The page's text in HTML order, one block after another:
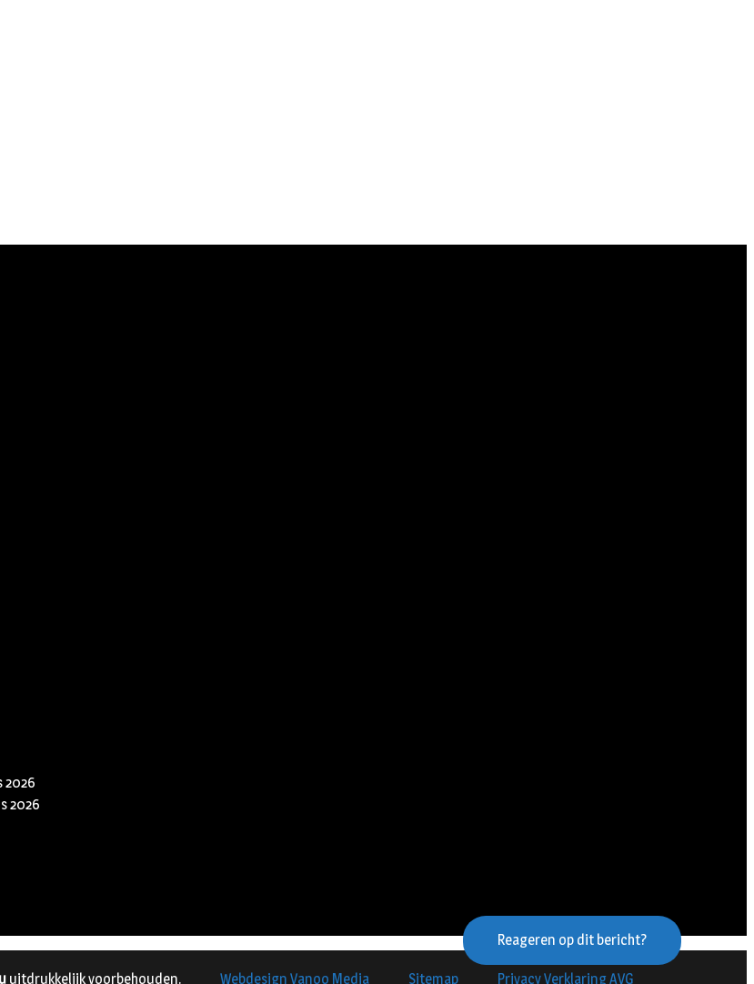
2026
2026
Reageren op dit bericht?
uitdrukkelijk voorbehouden. Webdesign Vanoo Media Sitemap Privacy Verklaring AVG